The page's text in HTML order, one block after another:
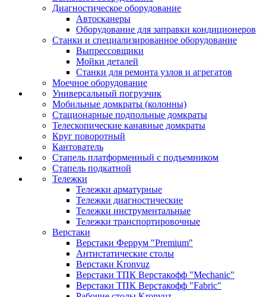
Диагностическое оборудование
Автосканеры
Оборудование для заправки кондиционеров
Станки и специализированное оборудование
Выпрессовщики
Мойки деталей
Станки для ремонта узлов и агрегатов
Моечное оборудование
Универсальный погрузчик
Мобильные домкраты (колонны)
Стационарные подпольные домкраты
Телескопические канавные домкраты
Круг поворотный
Кантователь
Стапель платформенный с подъемником
Стапель подкатной
Тележки
Тележки арматурные
Тележки диагностические
Тележки инструментальные
Тележки транспортировочные
Верстаки
Верстаки Феррум "Premium"
Антистатические столы
Верстаки Kronvuz
Верстаки ТПК Верстакофф "Mechanic"
Верстаки ТПК Верстакофф "Fabric"